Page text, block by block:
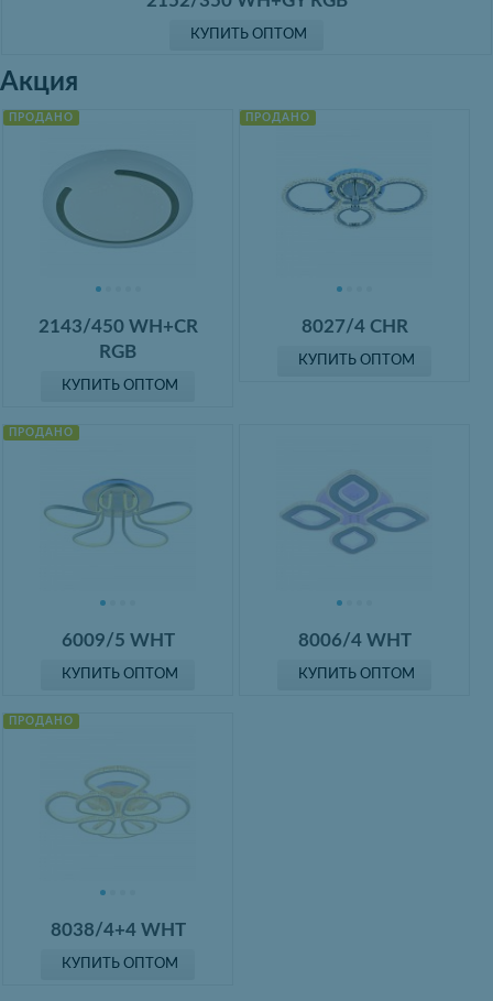
КУПИТЬ ОПТОМ
Акция
ПРОДАНО
2143/450 WH+CR
RGB
КУПИТЬ ОПТОМ
ПРОДАНО
8027/4 CHR
КУПИТЬ ОПТОМ
ПРОДАНО
6009/5 WHT
КУПИТЬ ОПТОМ
8006/4 WHT
КУПИТЬ ОПТОМ
ПРОДАНО
8038/4+4 WHT
КУПИТЬ ОПТОМ